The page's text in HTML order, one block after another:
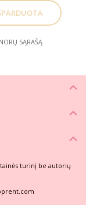
SĄRAŠĄ
turinį be autorių